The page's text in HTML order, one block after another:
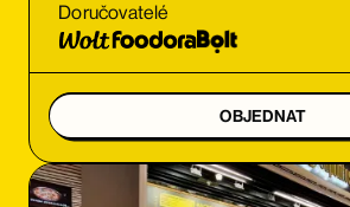
Doručovatelé
OBJEDNAT